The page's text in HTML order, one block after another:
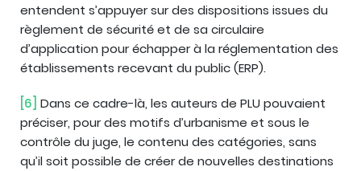
entendent s’appuyer sur des dispositions issues du
règlement de sécurité et de sa circulaire
d’application pour échapper à la réglementation des
établissements recevant du public (ERP).
[6] Dans ce cadre-là, les auteurs de PLU pouvaient
préciser, pour des motifs d’urbanisme et sous le
contrôle du juge, le contenu des catégories, sans
qu’il soit possible de créer de nouvelles destinations